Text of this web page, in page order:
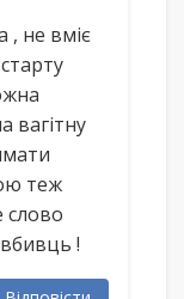
, не вміє
вагітну
теж
!